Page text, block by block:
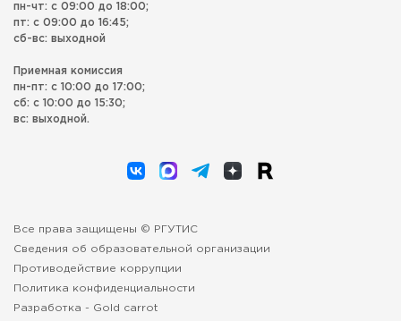
пн-чт: с 09:00 до 18:00;
пт: с 09:00 до 16:45;
сб-вс: выходной
Приемная комиссия
пн-пт: с 10:00 до 17:00;
сб: с 10:00 до 15:30;
вс: выходной.
Все права защищены © РГУТИС
Сведения об образовательной организации
Противодействие коррупции
Политика конфиденциальности
Разработка - Gold carrot